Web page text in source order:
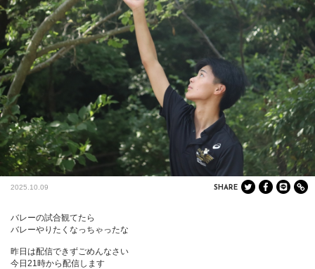
2025.10.09 SHARE
バレーの試合観てたら
バレーやりたくなっちゃったな
昨日は配信できずごめんなさい
今日21時から配信します